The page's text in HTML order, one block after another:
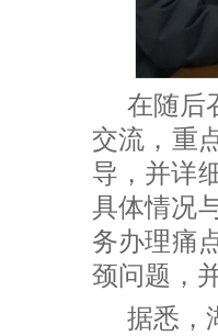
在随后
交流，重
导，并详
具体情况
务办理痛
颈问题，
据悉，